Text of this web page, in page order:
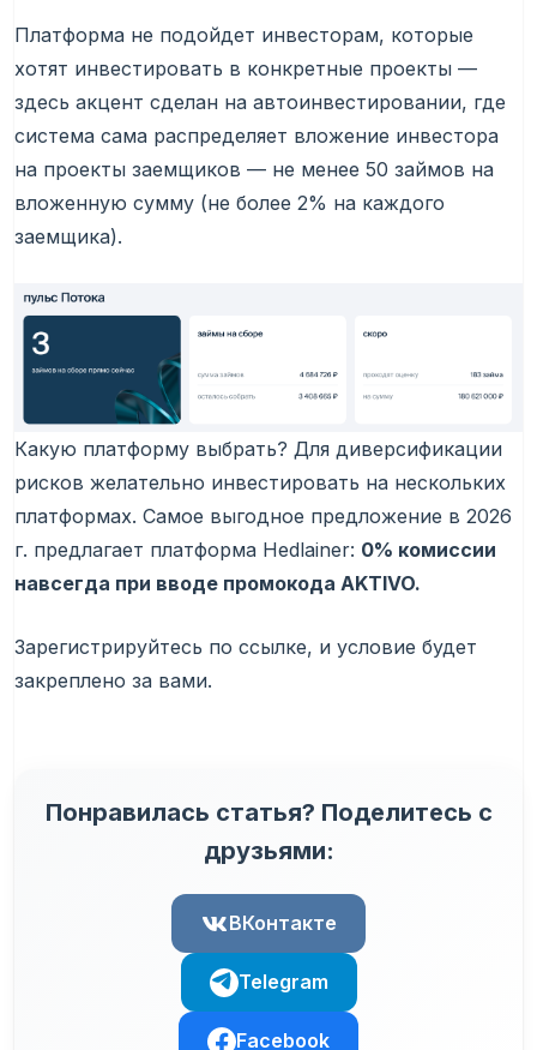
Платформа не подойдет инвесторам, которые
хотят инвестировать в конкретные проекты —
здесь акцент сделан на автоинвестировании, где
система сама распределяет вложение инвестора
на проекты заемщиков — не менее 50 займов на
вложенную сумму (не более 2% на каждого
заемщика).
Какую платформу выбрать? Для диверсификации
рисков желательно инвестировать на нескольких
платформах. Самое выгодное предложение в 2026
г. предлагает платформа Hedlainer: 0% комиссии
навсегда при вводе промокода AKTIVO.
Зарегистрируйтесь по ссылке, и условие будет
закреплено за вами.
Понравилась статья? Поделитесь с
друзьями:
ВКонтакте
Telegram
Facebook